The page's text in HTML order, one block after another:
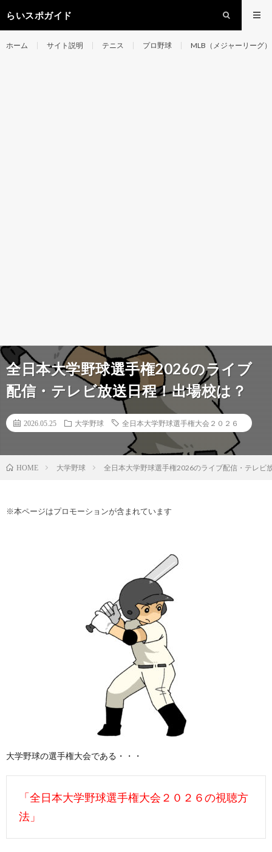
らいスポガイド
ホーム サイト説明 テニス プロ野球 MLB（メジャーリーグ）
全日本大学野球選手権2026のライブ
配信・テレビ放送日程！出場校は？
2026.05.25 大学野球 全日本大学野球選手権大会２０２６
HOME 大学野球 全日本大学野球選手権2026のライブ配信・テレビ
※本ページはプロモーションが含まれています
大学野球の選手権大会である・・・
「全日本大学野球選手権大会２０２６の視聴方
法」